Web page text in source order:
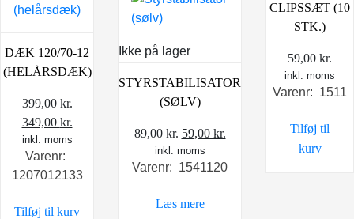
DÆK 120/70-12
(HELÅRSDÆK)
399,00kr.
Den
oprindelige
pris
var:
349,00 kr.
aktuelle
er:
inkl. moms
Varenr:
1207012133
Tilføj til kurv
Ikke på lager
STYRSTABILISATOR
(SØLV)
89,00kr. Den
oprindelige
pris
89,00 kr..
59,00 kr.
pris
inkl. moms
Varenr: 1541120
Læs mere
CLIPSSÆT (10
STK.)
59,00 kr.
inkl. moms
Varenr: 1511
Tilføj til
kurv